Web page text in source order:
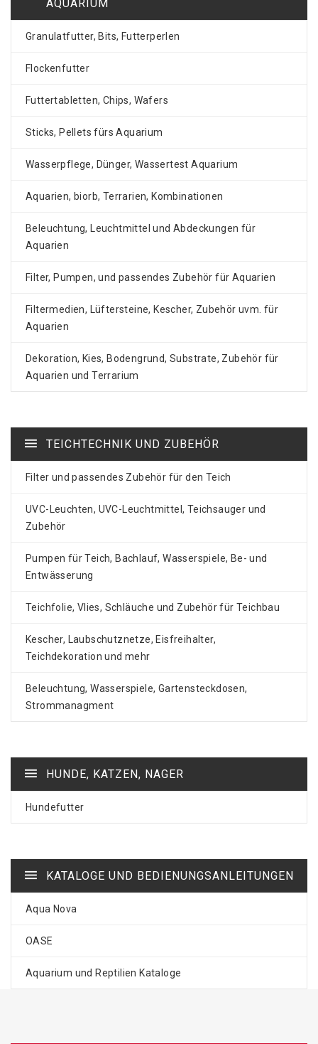
AQUARIUM
Granulatfutter, Bits, Futterperlen
Flockenfutter
Futtertabletten, Chips, Wafers
Sticks, Pellets fürs Aquarium
Wasserpflege, Dünger, Wassertest Aquarium
Aquarien, biorb, Terrarien, Kombinationen
Beleuchtung, Leuchtmittel und Abdeckungen für
Aquarien
Filter, Pumpen, und passendes Zubehör für Aquarien
Filtermedien, Lüftersteine, Kescher, Zubehör uvm. für
Aquarien
Dekoration, Kies, Bodengrund, Substrate, Zubehör für
Aquarien und Terrarium
TEICHTECHNIK UND ZUBEHÖR
Filter und passendes Zubehör für den Teich
UVC-Leuchten, UVC-Leuchtmittel, Teichsauger und
Zubehör
Pumpen für Teich, Bachlauf, Wasserspiele, Be- und
Entwässerung
Teichfolie, Vlies, Schläuche und Zubehör für Teichbau
Kescher, Laubschutznetze, Eisfreihalter,
Teichdekoration und mehr
Beleuchtung, Wasserspiele, Gartensteckdosen,
Strommanagment
HUNDE, KATZEN, NAGER
Hundefutter
KATALOGE UND BEDIENUNGSANLEITUNGEN
Aqua Nova
OASE
Aquarium und Reptilien Kataloge